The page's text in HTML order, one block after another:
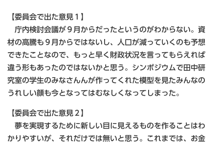
​【委員会で出た意見１】
庁内検討会議が９月からだったというのがわからない。資
材の高騰も９月からではないし、人口が減っていくのも予想
できたことなので、もっと早く財政状況を言ってもらえれば
違う形もあったのではないかと思う。シンポジウムで田中研
究室の学生のみなさんんが作ってくれた模型を見たみんなの
うれしい顔も今となってはむなしくなってしまった。
​【委員会で出た意見２】
夢を実現するために新しい目に見えるものを作ることはわ
かりやすいが、それだけでは無いと思う。これまでは、お金